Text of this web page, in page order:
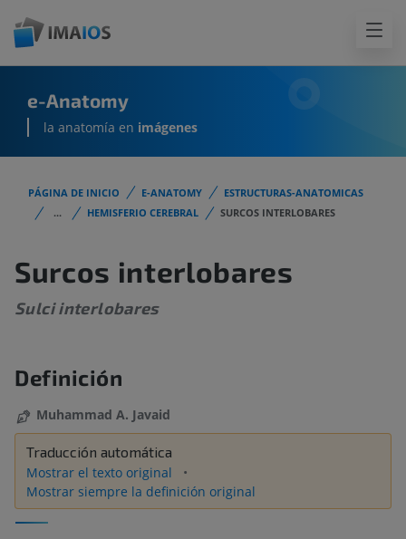
e-Anatomy
la anatomía en imágenes
PÁGINA DE INICIO E-ANATOMY
ESTRUCTURAS-ANATOMICAS
...
HEMISFERIO CEREBRAL SURCOS INTERLOBARES
Surcos interlobares
Sulci interlobares
Definición
Muhammad A. Javaid
Traducción automática
Mostrar el texto original
Mostrar siempre la definición original